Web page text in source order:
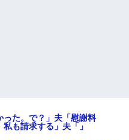
先生から電話があったんだけ
ど、「～とか～」「～とか考え
て～」と何度も言ってたのが耳
った。で？」夫「慰謝料
も請求する」夫「」